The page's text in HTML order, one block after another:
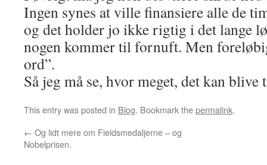
Ingen synes at ville finansiere alle de
og det holder jo ikke rigtig i det lange
nogen kommer til fornuft. Men
ord”.
Så jeg må se, hvor meget, det kan blive
This entry was posted in Blog. Bookmark thepermalink.
← Og lidt mere om Fieldsmedaljerne – og
Nobelprisen.